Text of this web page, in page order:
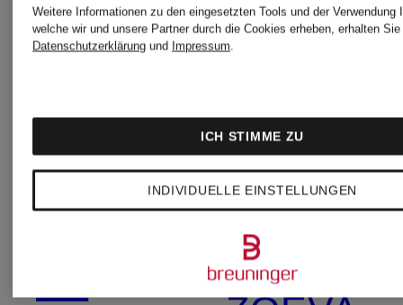
CLINIQUE
CREED
diptyque
SENSAI
Weitere Informationen zu den eingesetzten Tools und der Verwendung
welche wir und unsere Partner durch die Cookies erheben, erhalten
Datenschutzerklärung und Impressum.
INDIVIDUELLE EINSTELLUNGEN
ICH STIMME ZU